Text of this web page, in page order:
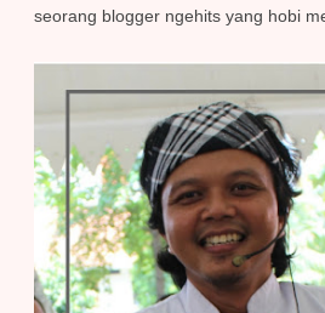
seorang blogger ngehits yang hobi